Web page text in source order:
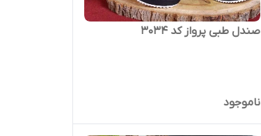
صندل طبی پرواز کد ۳۰۳۴
ناموجود